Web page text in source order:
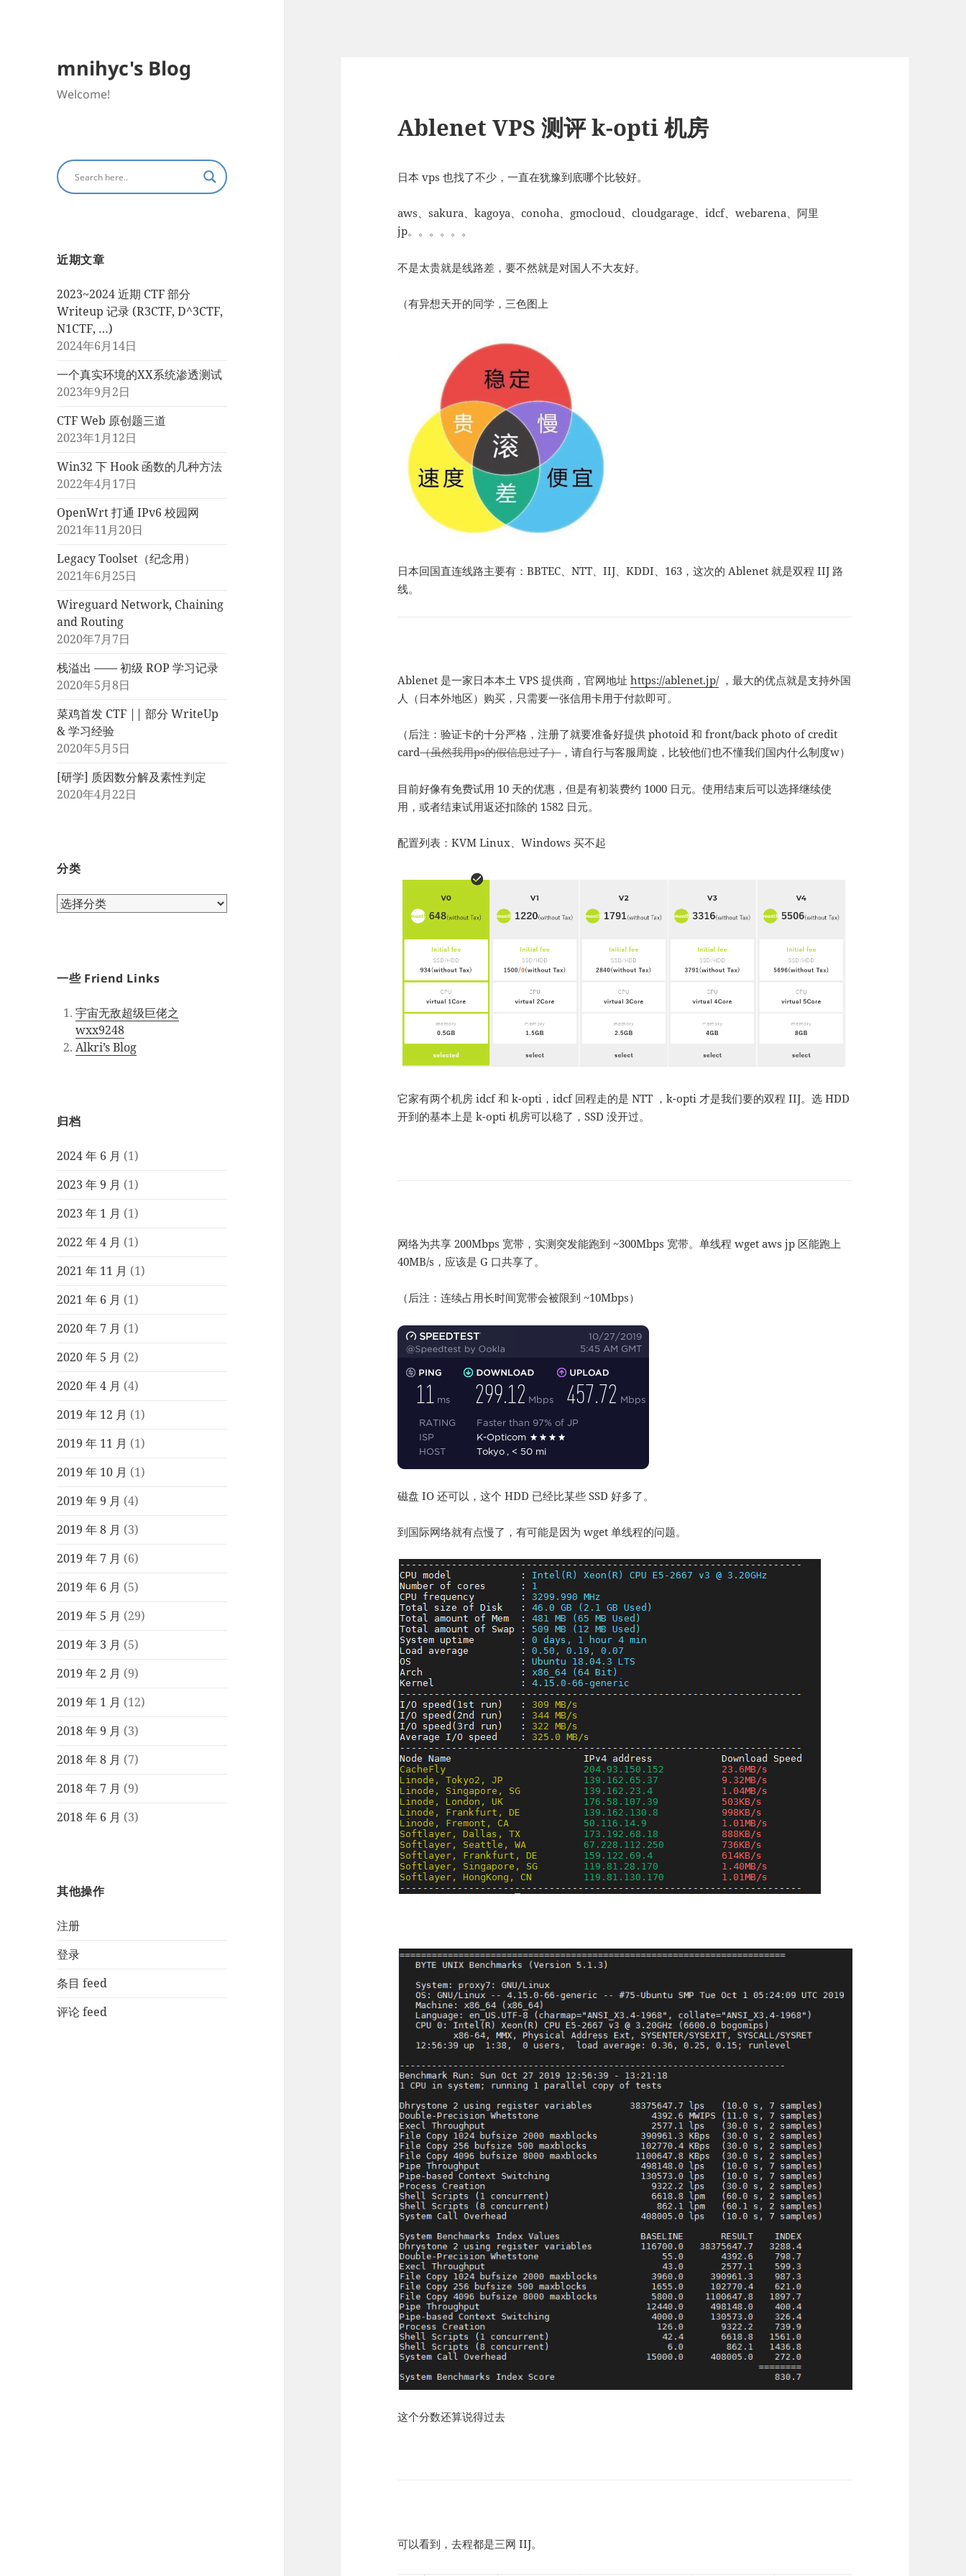
mnihyc's Blog
Welcome!
近期文章
2023~2024 近期 CTF 部分
Writeup 记录 (R3CTF, D^3CTF,
N1CTF, …)
2024年6月14日
一个真实环境的XX系统渗透测试
2023年9月2日
CTF Web 原创题三道
2023年1月12日
Win32 下 Hook 函数的几种方法
2022年4月17日
OpenWrt 打通 IPv6 校园网
2021年11月20日
Legacy Toolset（纪念用）
2021年6月25日
Wireguard Network, Chaining
and Routing
2020年7月7日
栈溢出 —— 初级 ROP 学习记录
2020年5月8日
菜鸡首发 CTF || 部分 WriteUp
& 学习经验
2020年5月5日
[研学] 质因数分解及素性判定
2020年4月22日
分类
分
一些 Friend Links
宇宙无敌超级巨佬之
wxx9248
Alkri’s Blog
归档
2024 年 6 月 (1)
2023 年 9 月 (1)
2023 年 1 月 (1)
2022 年 4 月 (1)
2021 年 11 月 (1)
2021 年 6 月 (1)
2020 年 7 月 (1)
2020 年 5 月 (2)
2020 年 4 月 (4)
2019 年 12 月 (1)
2019 年 11 月 (1)
2019 年 10 月 (1)
2019 年 9 月 (4)
2019 年 8 月 (3)
2019 年 7 月 (6)
2019 年 6 月 (5)
2019 年 5 月 (29)
2019 年 3 月 (5)
2019 年 2 月 (9)
2019 年 1 月 (12)
2018 年 9 月 (3)
2018 年 8 月 (7)
2018 年 7 月 (9)
2018 年 6 月 (3)
其他操作
注册
登录
条目 feed
评论 feed
Ablenet VPS 测评 k-opti 机房
日本 vps 也找了不少，一直在犹豫到底哪个比较好。
aws、sakura、kagoya、conoha、gmocloud、cloudgarage、idcf、webarena、阿里
jp。。。。。。
不是太贵就是线路差，要不然就是对国人不大友好。
（有异想天开的同学，三色图上
日本回国直连线路主要有：BBTEC、NTT、IIJ、KDDI、163，这次的 Ablenet 就是双程 IIJ 路
线。
Ablenet 是一家日本本土 VPS 提供商，官网地址https://ablenet.jp/，最大的优点就是支持外国
人（日本外地区）购买，只需要一张信用卡用于付款即可。
（后注：验证卡的十分严格，注册了就要准备好提供 photoid 和 front/back photo of credit
card（虽然我用ps的假信息过了），请自行与客服周旋，比较他们也不懂我们国内什么制度w）
目前好像有免费试用 10 天的优惠，但是有初装费约 1000 日元。使用结束后可以选择继续使
用，或者结束试用返还扣除的 1582 日元。
配置列表：KVM Linux、Windows 买不起
它家有两个机房 idcf 和 k-opti，idcf 回程走的是 NTT ，k-opti 才是我们要的双程 IIJ。选 HDD
开到的基本上是 k-opti 机房可以稳了，SSD 没开过。
网络为共享 200Mbps 宽带，实测突发能跑到 ~300Mbps 宽带。单线程 wget aws jp 区能跑上
40MB/s，应该是 G 口共享了。
（后注：连续占用长时间宽带会被限到 ~10Mbps）
磁盘 IO 还可以，这个 HDD 已经比某些 SSD 好多了。
到国际网络就有点慢了，有可能是因为 wget 单线程的问题。
这个分数还算说得过去
可以看到，去程都是三网 IIJ。